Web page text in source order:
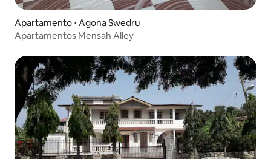
Apartamento ⋅ Agona Swedru
Apartamentos Mensah Alley